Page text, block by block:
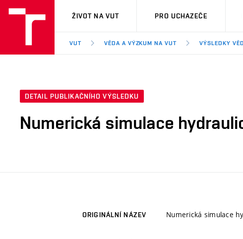
VUT
ŽIVOT NA VUT PRO UCHAZEČE
VUT VĚDA A VÝZKUM NA VUT VÝSLEDKY
DETAIL PUBLIKAČNÍHO VÝSLEDKU
Numerická simulace
ORIGINÁLNÍ NÁZEV Numerická simulace